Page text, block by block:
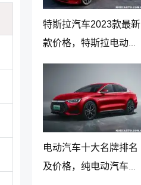
特斯拉汽车2023款最新
款价格，特斯拉电动汽
车价格及落地价
电动汽车十大名牌排名
及价格，纯电动汽车排